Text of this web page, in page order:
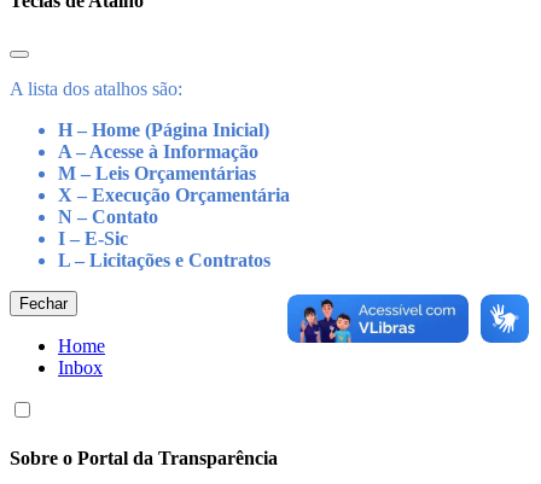
A lista dos atalhos são:
H – Home (Página Inicial)
A – Acesse à Informação
M – Leis Orçamentárias
X – Execução Orçamentária
N – Contato
I – E-Sic
L – Licitações e Contratos
Fechar
Home
Inbox
Sobre o Portal da Transparência